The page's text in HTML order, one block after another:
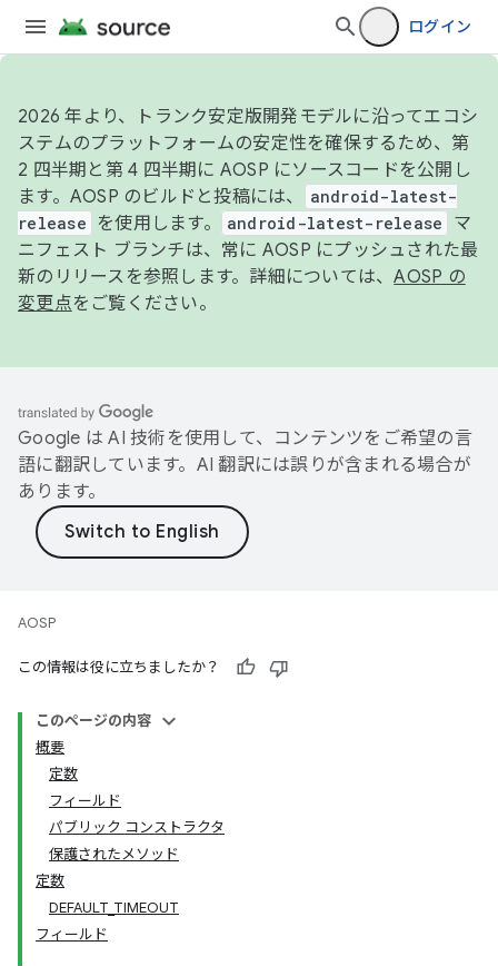
ログイン
2026 年より、トランク安定版開発モデルに沿ってエコシ
ステムのプラットフォームの安定性を確保するため、第
2 四半期と第 4 四半期に AOSP にソースコードを公開し
ます。AOSP のビルドと投稿には、
android-latest-
release
を使用します。 android-latest-release
マ
ニフェスト ブランチは、常に AOSP にプッシュされた最
新のリリースを参照します。詳細については、AOSP の
変更点をご覧ください。
Google は AI 技術を使用して、コンテンツをご希望の言
語に翻訳しています。AI 翻訳には誤りが含まれる場合が
あります。
AOSP
この情報は役に立ちましたか？
このページの内容
概要
定数
フィールド
パブリック コンストラクタ
保護されたメソッド
定数
DEFAULT_TIMEOUT
フィールド